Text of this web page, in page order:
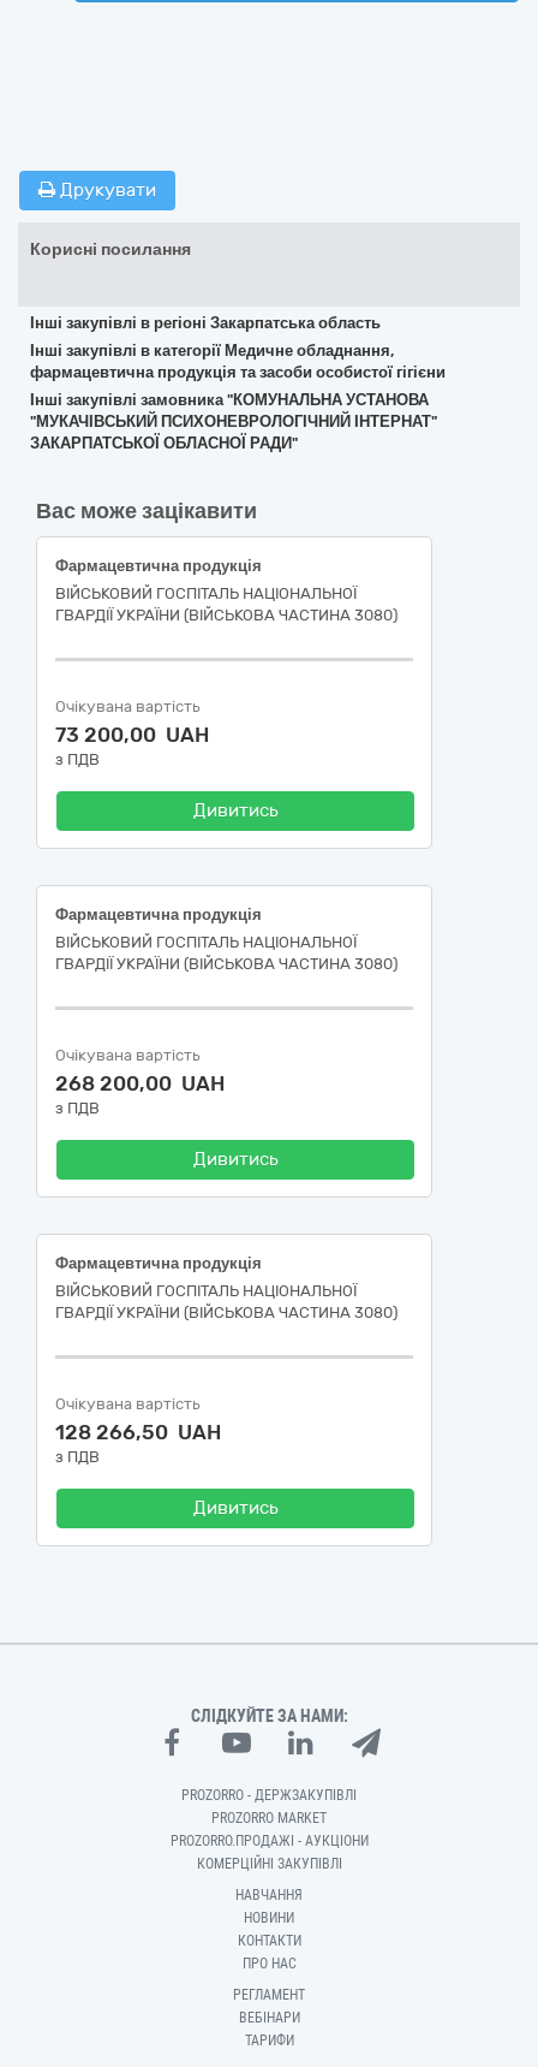
Друкувати
Корисні посилання
Інші закупівлі в регіоні Закарпатська область
Інші закупівлі в категорії Медичне обладнання,
фармацевтична продукція та засоби особистої гігієни
Інші закупівлі замовника "КОМУНАЛЬНА УСТАНОВА
"МУКАЧІВСЬКИЙ ПСИХОНЕВРОЛОГІЧНИЙ ІНТЕРНАТ"
ЗАКАРПАТСЬКОЇ ОБЛАСНОЇ РАДИ"
Вас може зацікавити
Фармацевтична продукція
ВІЙСЬКОВИЙ ГОСПІТАЛЬ НАЦІОНАЛЬНОЇ
ГВАРДІЇ УКРАЇНИ (ВІЙСЬКОВА ЧАСТИНА 3080)
Очікувана вартість
73 200,00 UAH
з ПДВ
Дивитись
Фармацевтична продукція
ВІЙСЬКОВИЙ ГОСПІТАЛЬ НАЦІОНАЛЬНОЇ
ГВАРДІЇ УКРАЇНИ (ВІЙСЬКОВА ЧАСТИНА 3080)
Очікувана вартість
268 200,00 UAH
з ПДВ
Дивитись
Фармацевтична продукція
ВІЙСЬКОВИЙ ГОСПІТАЛЬ НАЦІОНАЛЬНОЇ
ГВАРДІЇ УКРАЇНИ (ВІЙСЬКОВА ЧАСТИНА 3080)
Очікувана вартість
128 266,50 UAH
з ПДВ
Дивитись
СЛІДКУЙТЕ ЗА НАМИ:
PROZORRO - ДЕРЖЗАКУПІВЛІ
PROZORRO MARKET
PROZORRO.ПРОДАЖІ - АУКЦІОНИ
КОМЕРЦІЙНІ ЗАКУПІВЛІ
НАВЧАННЯ
НОВИНИ
КОНТАКТИ
ПРО НАС
РЕГЛАМЕНТ
ВЕБІНАРИ
ТАРИФИ